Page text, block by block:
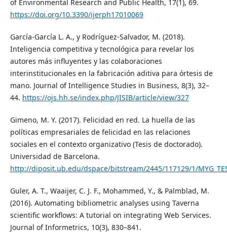
of Environmental Research and Public Health, 17(1), 69.
https://doi.org/10.3390/ijerph17010069
García-García L. A., y Rodríguez-Salvador, M. (2018).
Inteligencia competitiva y tecnológica para revelar los
autores más influyentes y las colaboraciones
interinstitucionales en la fabricación aditiva para órtesis de
mano. Journal of Intelligence Studies in Business, 8(3), 32–
44. https://ojs.hh.se/index.php/JISIB/article/view/327
Gimeno, M. Y. (2017). Felicidad en red. La huella de las
políticas empresariales de felicidad en las relaciones
sociales en el contexto organizativo (Tesis de doctorado).
Universidad de Barcelona.
http://diposit.ub.edu/dspace/bitstream/2445/117129/1/
Guler, A. T., Waaijer, C. J. F., Mohammed, Y., & Palmblad, M.
(2016). Automating bibliometric analyses using Taverna
scientific workflows: A tutorial on integrating Web Services.
Journal of Informetrics, 10(3), 830–841.